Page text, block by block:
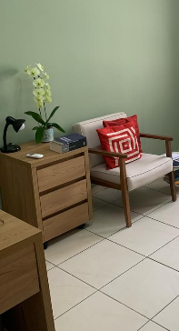
A Nathália é
além de ser uma
excelente
qualidades dela é
sempre se
fora das nossas
enfatizar o quanto
ajudando muito!